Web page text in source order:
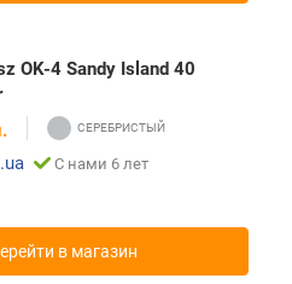
OK-4 Sandy Island 40
С нами 6 лет
в магазин